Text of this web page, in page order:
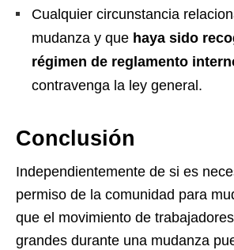
Cualquier circunstancia
mudanza y que haya sido
régimen de reglamento
contravenga la ley general.
Conclusión
Independientemente de si es
permiso de la comunidad para
que el movimiento de
grandes durante una mudanza